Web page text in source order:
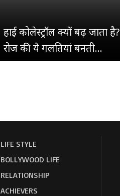
हाई कोलेस्ट्रॉल क्यों बढ़ जाता है?
रोज की ये गलतियां बनती...
LIFE STYLE
BOLLYWOOD LIFE
RELATIONSHIP
ACHIEVERS